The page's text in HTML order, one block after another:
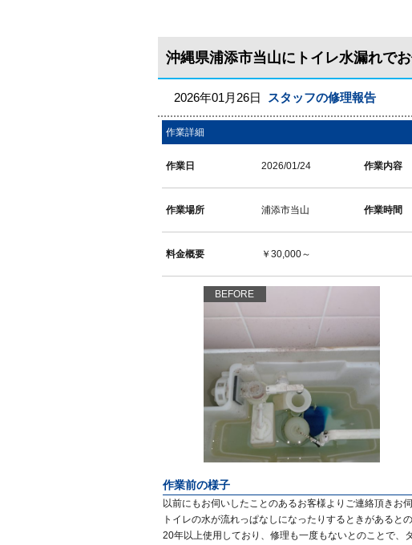
沖縄県浦添市当山にトイレ水漏れで
2026年01月26日 スタッフの修理報告
作業詳細
作業日 2026/01/24 作業内容
作業場所 浦添市当山 作業時間
料金概要 ￥30,000～
BEFORE
作業前の様子
以前にもお伺いしたことのあるお客様よりご連絡頂きお伺
トイレの水が流れっぱなしになったりするときがあると
20年以上使用しており、修理も一度もないとのことで、